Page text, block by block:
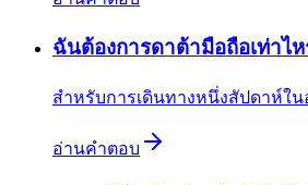
ฉันต้องการดาต้ามือถือเท่าไ
สำหรับการเดินทางหนึ่งสัปดาห์ใ
อ่านคำตอบ